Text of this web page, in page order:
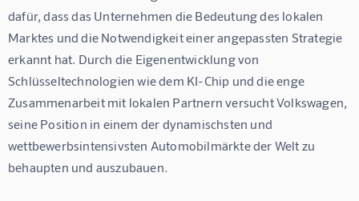
dafür, dass das Unternehmen die Bedeutung des lokalen
Marktes und die Notwendigkeit einer angepassten Strategie
erkannt hat. Durch die Eigenentwicklung von
Schlüsseltechnologien wie dem KI-Chip und die enge
Zusammenarbeit mit lokalen Partnern versucht Volkswagen,
seine Position in einem der dynamischsten und
wettbewerbsintensivsten Automobilmärkte der Welt zu
behaupten und auszubauen.